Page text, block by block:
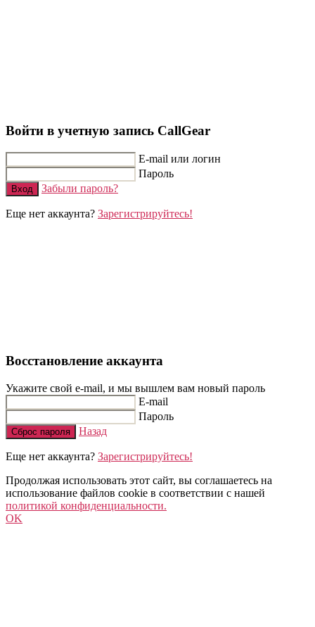
Войти в учетную запись CallGear
E-mail или логин
Пароль
Вход Забыли пароль?
Еще нет аккаунта? Зарегистрируйтесь!
Восстановление аккаунта
Укажите свой e-mail, и мы вышлем вам новый пароль
E-mail
Пароль
Сброс пароля Назад
Еще нет аккаунта? Зарегистрируйтесь!
Продолжая использовать этот сайт, вы соглашаетесь на
использование файлов cookie в соответствии с нашей
политикой конфиденциальности.
OK